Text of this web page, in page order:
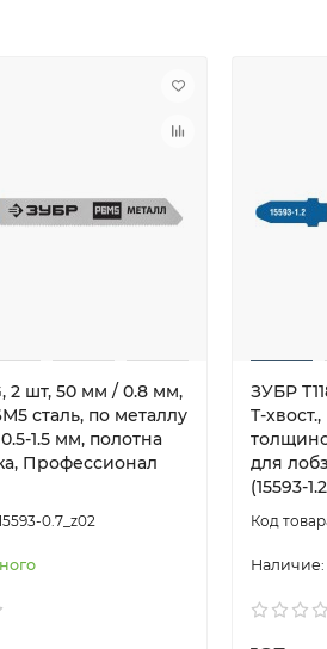
2 шт, 50 мм / 0.8 мм,
сталь, по металлу
1.5 мм, полотна
Профессионал
0.7_z02
ЗУБР
T-
для
(15593-